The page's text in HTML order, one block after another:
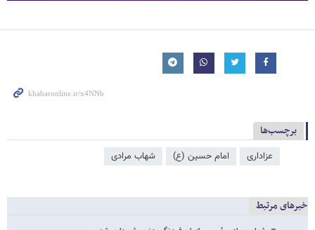
برچسب‌ها
عزاداری امام حسین (ع) شهاب مرادی
خبرهای مرتبط